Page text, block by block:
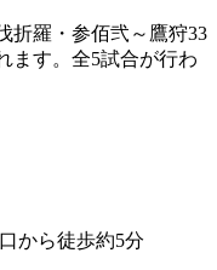
折羅・参佰弐～鷹狩33
ます。全5試合が行わ
から徒歩約5分